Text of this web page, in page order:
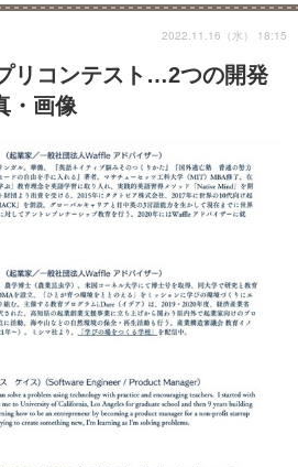
リコンテスト…2つの開発
・画像
2022.11.16（水） 18:15